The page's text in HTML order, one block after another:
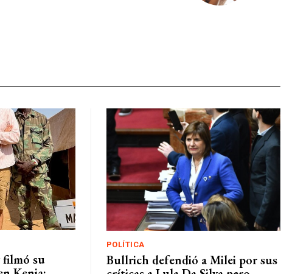
filmó su
POLÍTICA
Bullrich defendió a Milei por sus